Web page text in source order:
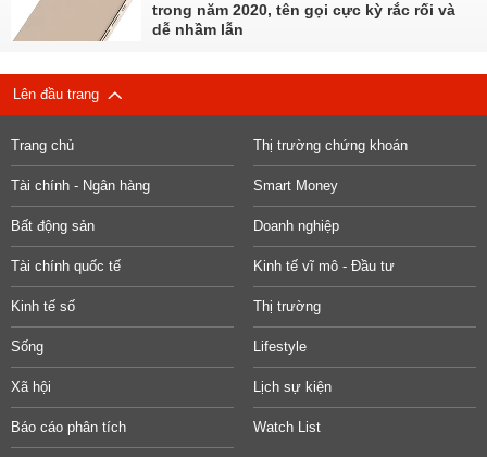
trong năm 2020, tên gọi cực kỳ rắc rối và
dễ nhầm lẫn
Lên đầu trang
Trang chủ Thị trường chứng khoán
Tài chính - Ngân hàng Smart Money
Bất động sản Doanh nghiệp
Tài chính quốc tế Kinh tế vĩ mô - Đầu tư
Kinh tế số Thị trường
Sống Lifestyle
Xã hội Lịch sự kiện
Báo cáo phân tích Watch List